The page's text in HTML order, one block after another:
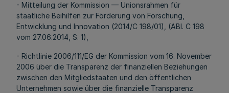
- Mitteilung der Kommission — Unionsrahmen für
staatliche Beihilfen zur Förderung von Forschung,
Entwicklung und Innovation (2014/C 198/01), (ABl. C 198
vom 27.06.2014, S. 1),
- Richtlinie 2006/111/EG der Kommission vom 16. November
2006 über die Transparenz der finanziellen Beziehungen
zwischen den Mitgliedstaaten und den öffentlichen
Unternehmen sowie über die finanzielle Transparenz